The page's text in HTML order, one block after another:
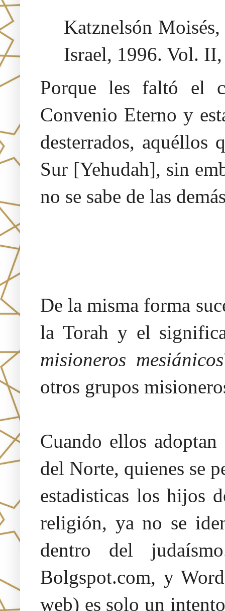
Katznelsón
Israel, 1996. Vol.
Porque les faltó el
Convenio Eterno y
desterrados,
Sur [Yehudah], sin
no se sabe de las
De la misma forma
la Torah y el
misioneros mesiánicos
otros grupos
Cuando ellos
del Norte, quienes se
estadisticas los hijos
religión, ya no se
dentro del
Bolgspot.com, y
web) es solo un